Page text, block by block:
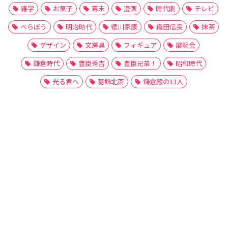
雑学
お菓子 幕末 漫画 時代劇
テレビ
べらぼう
明治時代 徳川家康 織田信長
抹茶
デザイン
文房具 フィギュア
展覧会
鎌倉時代
豊臣秀吉 豊臣兄弟！
昭和時代
光る君へ
葛飾北斎 鎌倉殿の13人